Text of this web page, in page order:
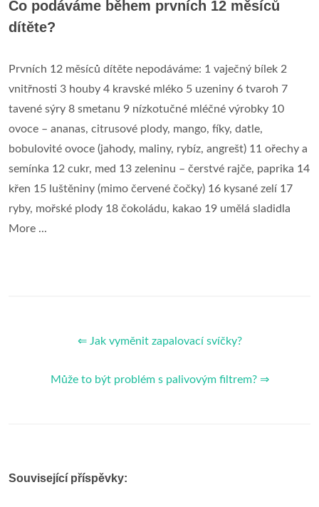
Co podáváme během prvních 12 měsíců
dítěte?
Prvních 12 měsíců dítěte nepodáváme: 1 vaječný bílek 2
vnitřnosti 3 houby 4 kravské mléko 5 uzeniny 6 tvaroh 7
tavené sýry 8 smetanu 9 nízkotučné mléčné výrobky 10
ovoce – ananas, citrusové plody, mango, fíky, datle,
bobulovité ovoce (jahody, maliny, rybíz, angrešt) 11 ořechy a
semínka 12 cukr, med 13 zeleninu – čerstvé rajče, paprika 14
křen 15 luštěniny (mimo červené čočky) 16 kysané zelí 17
ryby, mořské plody 18 čokoládu, kakao 19 umělá sladidla
More ...
⇐ Jak vyměnit zapalovací svíčky?
Může to být problém s palivovým filtrem? ⇒
Související příspěvky: